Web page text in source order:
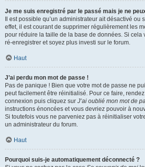
Je me suis enregistré par le passé mais je ne
Il est possible qu’un administrateur ait désactivé ou
effet, il est courant de supprimer régulièrement les
pour réduire la taille de la base de données. Si cela
ré-enregistrer et soyez plus investi sur le forum.
Haut
J’ai perdu mon mot de passe !
Pas de panique ! Bien que votre mot de passe ne
peut facilement être réinitialisé. Pour ce faire,
connexion puis cliquez sur J’ai oublié mon mot de
instructions énoncées et vous devriez pouvoir à
Si toutefois vous ne parveniez pas à réinitialiser
un administrateur du forum.
Haut
Pourquoi suis-je automatiquement déconnecté ?